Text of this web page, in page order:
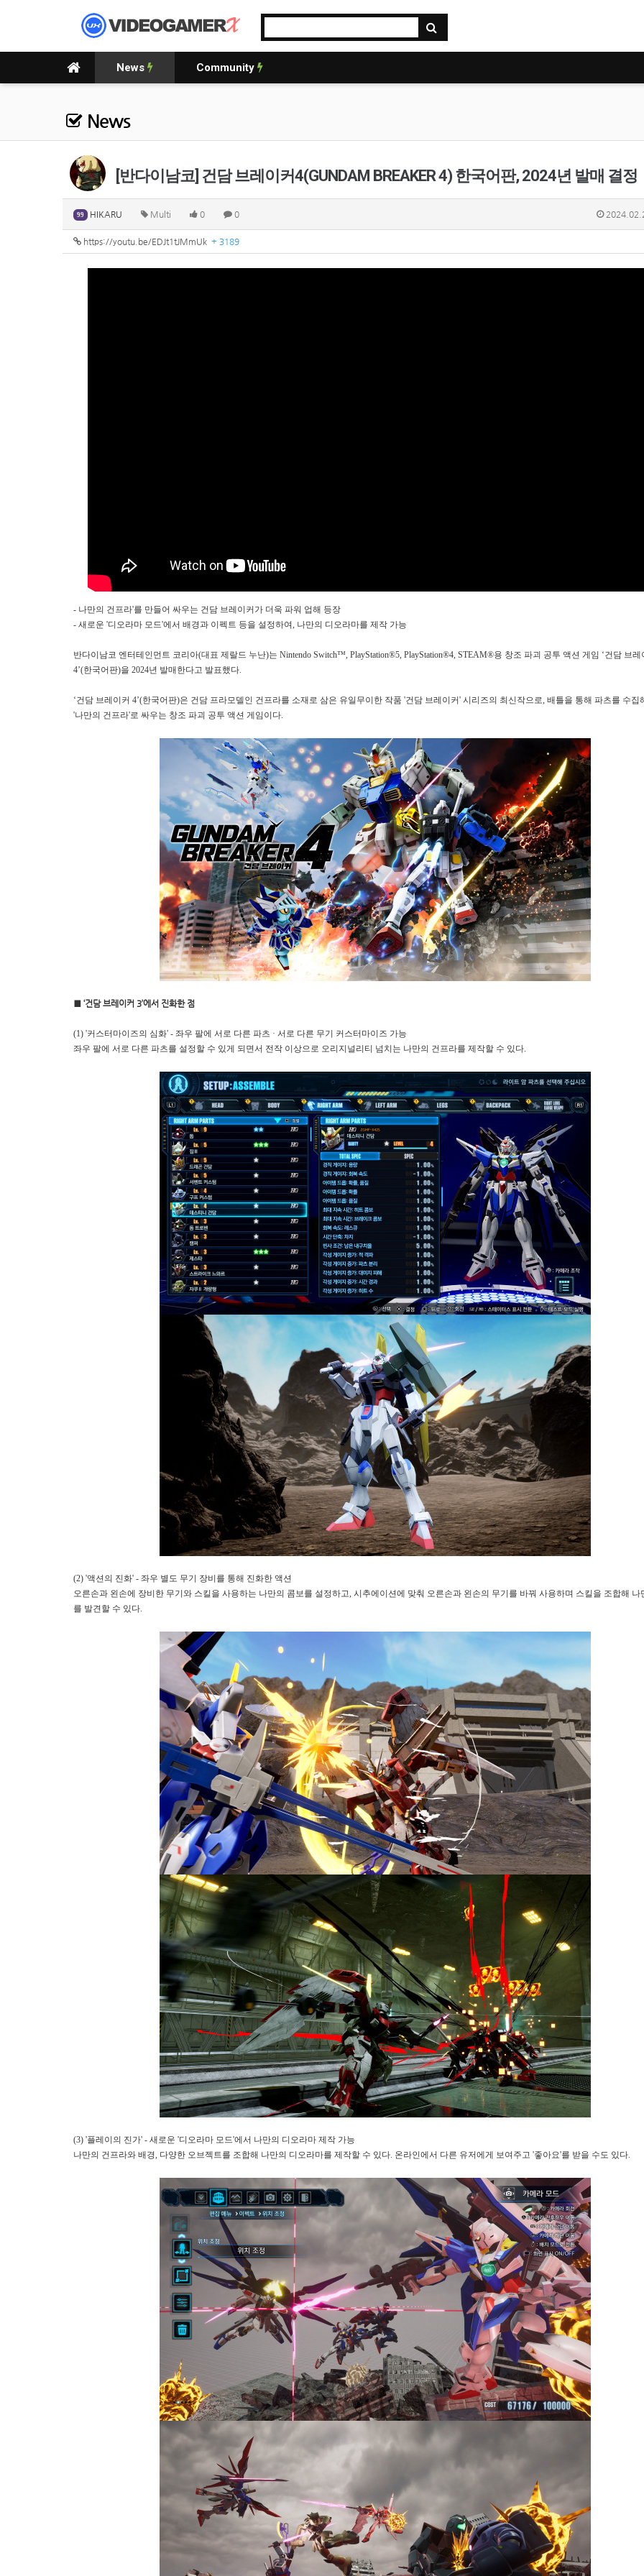
News Community
News
[반다이남코] 건담 브레이커4(GUNDAM BREAKER 4) 한국어판, 2024년 발매 결정
99 HIKARU Multi 0 0
https://youtu.be/EDJt1tJMmUk + 3189
- 나만의 건프라'를 만들어 싸우는 건담 브레이커가 더욱 파워 업해 등장
- 새로운 '디오라마 모드'에서 배경과 이펙트 등을 설정하여, 나만의 디오라마를 제작 가능
반다이남코 엔터테인먼트 코리아(대표 제랄드 누난)는 Nintendo Switch™, PlayStation®5, PlayStation®4, STEAM®용 창조 파괴 공투 액션 게임 ‘건담 브레
4’(한국어판)을 2024년 발매한다고 발표했다.
‘건담 브레이커 4’(한국어판)은 건담 프라모델인 건프라를 소재로 삼은 유일무이한 작품 '건담 브레이커' 시리즈의 최신작으로, 배틀을 통해 파츠를 수집
'나만의 건프라'로 싸우는 창조 파괴 공투 액션 게임이다.
■ ‘건담 브레이커 3’에서 진화한 점
(1) '커스터마이즈의 심화' - 좌우 팔에 서로 다른 파츠 · 서로 다른 무기 커스터마이즈 가능
좌우 팔에 서로 다른 파츠를 설정할 수 있게 되면서 전작 이상으로 오리지널리티 넘치는 나만의 건프라를 제작할 수 있다.
(2) '액션의 진화' - 좌우 별도 무기 장비를 통해 진화한 액션
오른손과 왼손에 장비한 무기와 스킬을 사용하는 나만의 콤보를 설정하고, 시추에이션에 맞춰 오른손과 왼손의 무기를 바꿔 사용하며 스킬을 조합해 나
를 발견할 수 있다.
(3) '플레이의 진가' - 새로운 '디오라마 모드'에서 나만의 디오라마 제작 가능
나만의 건프라와 배경, 다양한 오브젝트를 조합해 나만의 디오라마를 제작할 수 있다. 온라인에서 다른 유저에게 보여주고 '좋아요'를 받을 수도 있다.